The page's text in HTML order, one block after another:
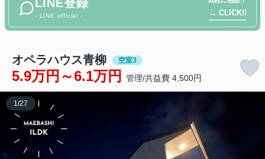
LINE登録
- LINE official - → CLICK!!
オペラハウス青柳 空室3
5.9万円～6.1万円 管理/共益費 4,500円
1/27